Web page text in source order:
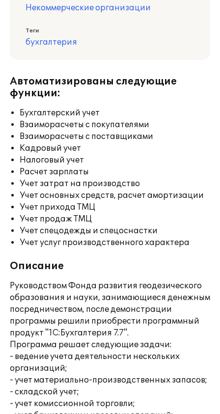
Некоммерческие организации
Теги
бухгалтерия
Автоматизированы следующие
функции:
Бухгалтерский учет
Взаиморасчеты с покупателями
Взаиморасчеты с поставщиками
Кадровый учет
Налоговый учет
Расчет зарплаты
Учет затрат на производство
Учет основных средств, расчет амортизации
Учет прихода ТМЦ
Учет продаж ТМЦ
Учет спецодежды и спецоснастки
Учет услуг производственного характера
Описание
Руководством Фонда развития геодезического
образования и науки, занимающиеся денежным
посредничеством, после демонстрации
программы решили приобрести программный
продукт "1С:Бухгалтерия 7.7".
Программа решает следующие задачи:
- ведение учета деятельности нескольких
организаций;
- учет материально-производственных запасов;
- складской учет;
- учет комиссионной торговли;